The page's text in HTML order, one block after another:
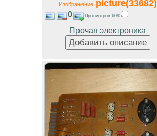
Изображениеpicture(33682)
0 Просмотров 6095
Прочая электроника